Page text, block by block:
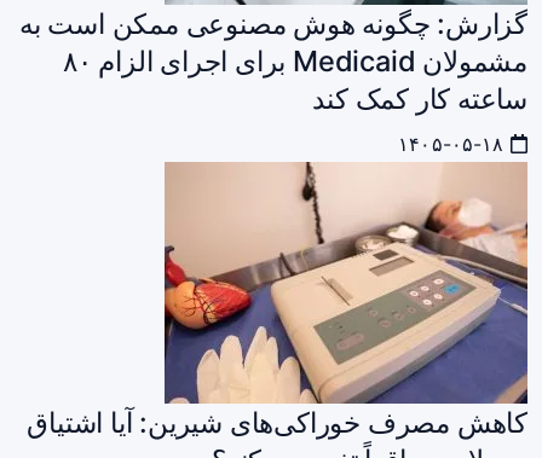
گزارش: چگونه هوش مصنوعی ممکن است به
مشمولان Medicaid برای اجرای الزام ۸۰
ساعته کار کمک کند
کاهش مصرف خوراکی‌های شیرین: آیا اشتیاق